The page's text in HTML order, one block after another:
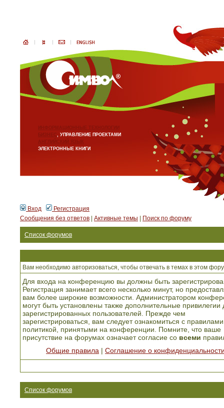
ИНФОРМАЦИОННЫЕ ТЕХНОЛОГИИ
БИЗНЕС, УПРАВЛЕНИЕ ПРОЕКТАМИ
АНГЛИЙСКИЙ ЯЗЫК
ЭЛЕКТРОННЫЕ КНИГИ
Вход
Регистрация
Сообщения без ответов
Активные темы Поиск по форуму
Список форумов
Вам необходимо авторизоваться, чтобы отвечать в темах в этом
Для входа на конференцию вы должны быть
Регистрация занимает всего несколько минут, но
вам более широкие возможности. Администратором
могут быть установлены также дополнительные привилегии
зарегистрированных пользователей. Прежде чем
зарегистрироваться, вам следует ознакомиться с
политикой, принятыми на конференции. Помните, что ваше
присутствие на форумах означает согласие со всеми
Общие правила
Соглашение о
Список форумов